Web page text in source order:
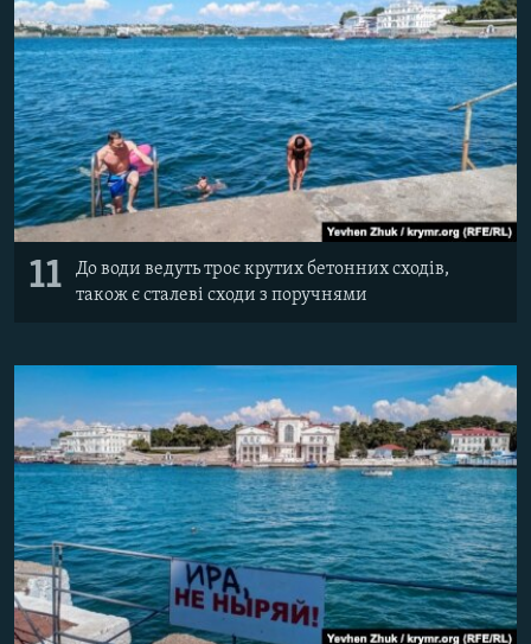
11
До води ведуть троє крутих бетонних сходів,
також є сталеві сходи з поручнями